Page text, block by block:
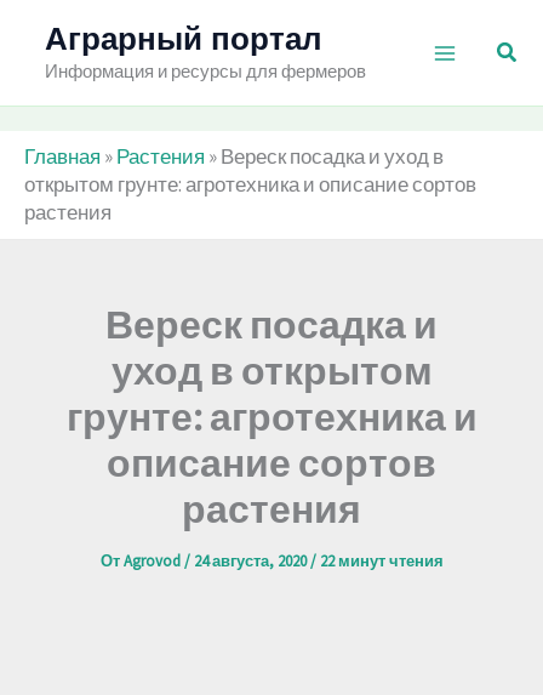
содержимому
Аграрный портал
Информация и ресурсы для фермеров
Главная »Растения »Вереск посадка и уход в
открытом грунте: агротехника и описание сортов
растения
Вереск посадка и
уход в открытом
грунте: агротехника и
описание сортов
растения
ОтAgrovod/ 24 августа, 2020/ 22 минут чтения